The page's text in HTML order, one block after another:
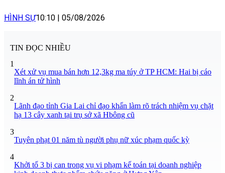
HÌNH SỰ10:10 | 05/08/2026
TIN ĐỌC NHIỀU
1
Xét xử vụ mua bán hơn 12,3kg ma túy ở TP HCM: Hai bị cáo
lĩnh án tử hình
2
Lãnh đạo tỉnh Gia Lai chỉ đạo khẩn làm rõ trách nhiệm vụ chặt
hạ 13 cây xanh tại trụ sở xã Hbông cũ
3
Tuyên phạt 01 năm tù người phụ nữ xúc phạm quốc kỳ
4
Khởi tố 3 bị can trong vụ vi phạm kế toán tại doanh nghiệp